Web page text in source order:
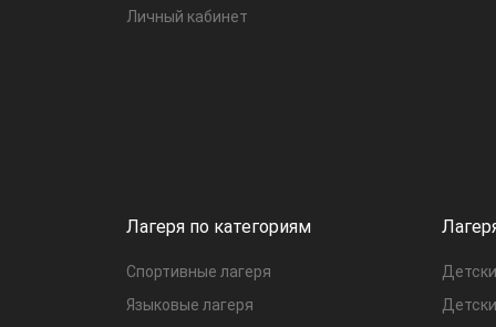
Личный кабинет
Лагеря по категориям
Спортивные лагеря
Языковые лагеря